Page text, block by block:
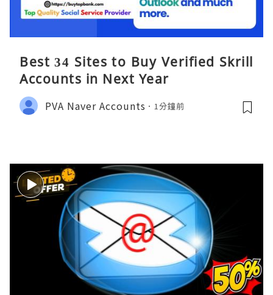
Best 34 Sites to Buy Verified Skrill
Accounts in Next Year
PVA Naver Accounts 1分鐘前